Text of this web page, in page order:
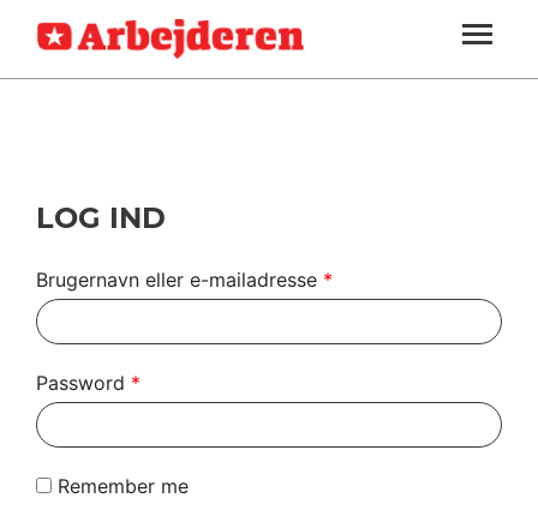
SEKTIONER
ARBEJDEREN
MENER
UDLAND
DEBAT
TIL
SOUNDCLOUD
ABONNER
LOG IND
LOG IND
Brugernavn eller e-mailadresse *
Password *
Remember me